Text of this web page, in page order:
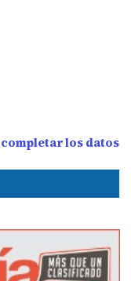
los datos